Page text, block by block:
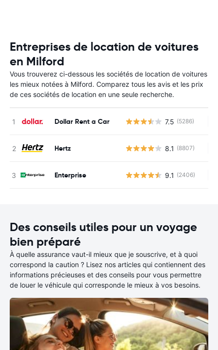
Entreprises de location de voitures
en Milford
Vous trouverez ci-dessous les sociétés de location de voitures
les mieux notées à Milford. Comparez tous les avis et les prix
de ces sociétés de location en une seule recherche.
Dollar Rent a Car 7.5 (5286)
Hertz 8.1 (8807)
Enterprise 9.1 (2406)
Des conseils utiles pour un voyage
bien préparé
À quelle assurance vaut-il mieux que je souscrive, et à quoi
correspond la caution ? Lisez nos articles qui contiennent des
informations précieuses et des conseils pour vous permettre
de louer le véhicule qui corresponde le mieux à vos besoins.